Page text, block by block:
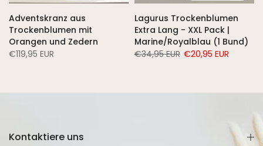
Adventskranz aus
Trockenblumen mit
Orangen und Zedern
€119,95 EUR
Lagurus Trockenblumen
Extra Lang - XXL Pack |
Marine/Royalblau (1 Bund)
€34,95 EUR €20,95 EUR
Kontaktiere uns